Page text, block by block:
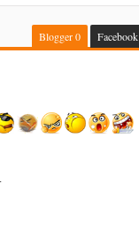
Blogger0 Facebook